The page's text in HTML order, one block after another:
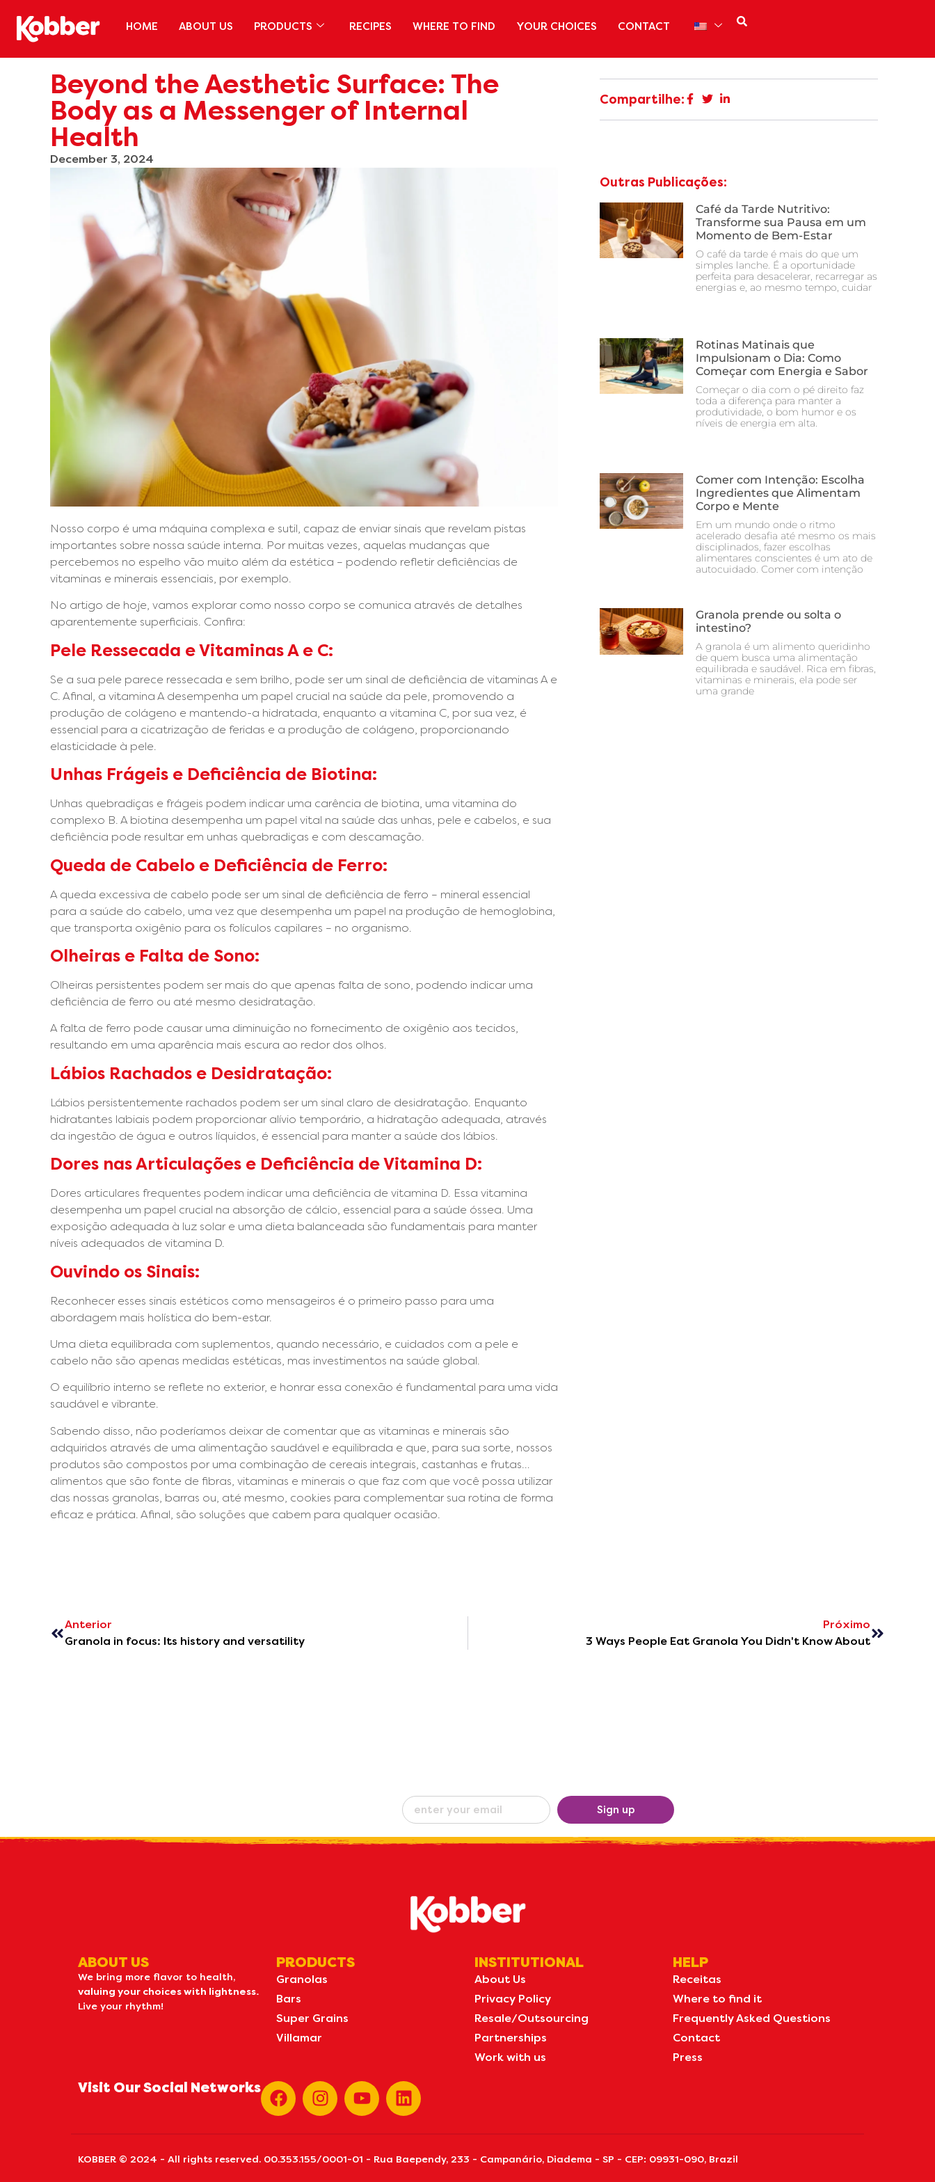
HOME ABOUT US PRODUCTS RECIPES WHERE TO FIND YOUR CHOICES CONTACT
Beyond the Aesthetic Surface: The
Body as a Messenger of Internal
Health
December 3, 2024
Nosso corpo é uma máquina complexa e sutil, capaz de enviar sinais que revelam pistas
importantes sobre nossa saúde interna. Por muitas vezes, aquelas mudanças que
percebemos no espelho vão muito além da estética – podendo refletir deficiências de
vitaminas e minerais essenciais, por exemplo.
No artigo de hoje, vamos explorar como nosso corpo se comunica através de detalhes
aparentemente superficiais. Confira:
Pele Ressecada e Vitaminas A e C:
Se a sua pele parece ressecada e sem brilho, pode ser um sinal de deficiência de vitaminas A e
C. Afinal, a vitamina A desempenha um papel crucial na saúde da pele, promovendo a
produção de colágeno e mantendo-a hidratada, enquanto a vitamina C, por sua vez, é
essencial para a cicatrização de feridas e a produção de colágeno, proporcionando
elasticidade à pele.
Unhas Frágeis e Deficiência de Biotina:
Unhas quebradiças e frágeis podem indicar uma carência de biotina, uma vitamina do
complexo B. A biotina desempenha um papel vital na saúde das unhas, pele e cabelos, e sua
deficiência pode resultar em unhas quebradiças e com descamação.
Queda de Cabelo e Deficiência de Ferro:
A queda excessiva de cabelo pode ser um sinal de deficiência de ferro – mineral essencial
para a saúde do cabelo, uma vez que desempenha um papel na produção de hemoglobina,
que transporta oxigênio para os folículos capilares – no organismo.
Olheiras e Falta de Sono:
Olheiras persistentes podem ser mais do que apenas falta de sono, podendo indicar uma
deficiência de ferro ou até mesmo desidratação.
A falta de ferro pode causar uma diminuição no fornecimento de oxigênio aos tecidos,
resultando em uma aparência mais escura ao redor dos olhos.
Lábios Rachados e Desidratação:
Lábios persistentemente rachados podem ser um sinal claro de desidratação. Enquanto
hidratantes labiais podem proporcionar alívio temporário, a hidratação adequada, através
da ingestão de água e outros líquidos, é essencial para manter a saúde dos lábios.
Dores nas Articulações e Deficiência de Vitamina D:
Dores articulares frequentes podem indicar uma deficiência de vitamina D. Essa vitamina
desempenha um papel crucial na absorção de cálcio, essencial para a saúde óssea. Uma
exposição adequada à luz solar e uma dieta balanceada são fundamentais para manter
níveis adequados de vitamina D.
Ouvindo os Sinais:
Reconhecer esses sinais estéticos como mensageiros é o primeiro passo para uma
abordagem mais holística do bem-estar.
Uma dieta equilibrada com suplementos, quando necessário, e cuidados com a pele e
cabelo não são apenas medidas estéticas, mas investimentos na saúde global.
O equilíbrio interno se reflete no exterior, e honrar essa conexão é fundamental para uma vida
saudável e vibrante.
Sabendo disso, não poderíamos deixar de comentar que as vitaminas e minerais são
adquiridos através de uma alimentação saudável e equilibrada e que, para sua sorte, nossos
produtos são compostos por uma combinação de cereais integrais, castanhas e frutas…
alimentos que são fonte de fibras, vitaminas e minerais o que faz com que você possa utilizar
das nossas granolas, barras ou, até mesmo, cookies para complementar sua rotina de forma
eficaz e prática. Afinal, são soluções que cabem para qualquer ocasião.
Compartilhe:
Outras Publicações:
Café da Tarde Nutritivo:
Transforme sua Pausa em um
Momento de Bem-Estar
O café da tarde é mais do que um
simples lanche. É a oportunidade
perfeita para desacelerar, recarregar as
energias e, ao mesmo tempo, cuidar
Rotinas Matinais que
Impulsionam o Dia: Como
Começar com Energia e Sabor
Começar o dia com o pé direito faz
toda a diferença para manter a
produtividade, o bom humor e os
níveis de energia em alta.
Comer com Intenção: Escolha
Ingredientes que Alimentam
Corpo e Mente
Em um mundo onde o ritmo
acelerado desafia até mesmo os mais
disciplinados, fazer escolhas
alimentares conscientes é um ato de
autocuidado. Comer com intenção
Granola prende ou solta o
intestino?
A granola é um alimento queridinho
de quem busca uma alimentação
equilibrada e saudável. Rica em fibras,
vitaminas e minerais, ela pode ser
uma grande
Anterior
Granola in focus: Its history and versatility
Próximo
3 Ways People Eat Granola You Didn't Know About
Sign up
ABOUT US
We bring more flavor to health,
valuing your choices with lightness.
Live your rhythm!
PRODUCTS
Granolas
Bars
Super Grains
Villamar
INSTITUTIONAL
About Us
Privacy Policy
Resale/Outsourcing
Partnerships
Work with us
HELP
Receitas
Where to find it
Frequently Asked Questions
Contact
Press
Visit Our Social Networks
KOBBER © 2024 - All rights reserved. 00.353.155/0001-01 - Rua Baependy, 233 - Campanário, Diadema - SP - CEP: 09931-090, Brazil